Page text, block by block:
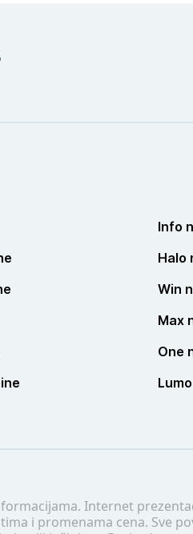
Internet
i promenama cena. Sve
Info
Halo
Win
Max
One